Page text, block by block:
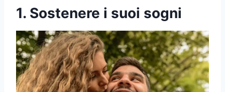
1. Sostenere i suoi sogni